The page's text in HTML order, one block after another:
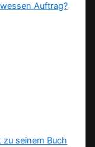
Auftrag?
seinem Buch